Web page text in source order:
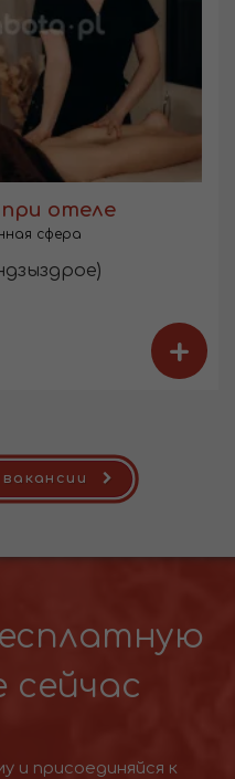
отеле
сфера
+
сейчас
и присоединяйся к